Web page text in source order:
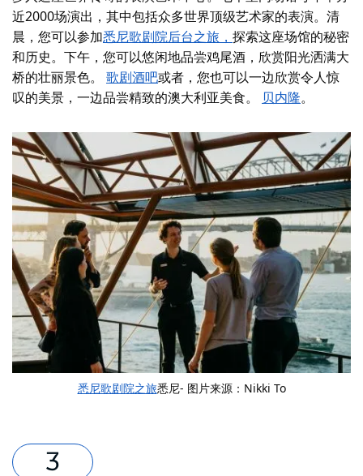
近2000场演出，其中包括众多世界顶级艺术家的表演。清
晨，您可以参加悉尼歌剧院后台之旅， 探索这座场馆的秘密
和历史。下午，您可以悠闲地品尝鸡尾酒，欣赏阳光洒满大
桥的壮丽景色。
歌剧酒吧或者，您也可以一边欣赏令人惊
叹的美景，一边品尝精致的澳大利亚美食。
贝内隆。
悉尼歌剧院之旅悉尼- 图片来源：Nikki To